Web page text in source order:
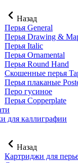
Назад
Перья General
Перья Drawing &
Перья Italic
Перья Ornamental
Перья Round Hand
Скошенные перья
Перья плаканые
Перо гусиное
Перья Copperplate
для каллиграфии
Назад
Картриджи для